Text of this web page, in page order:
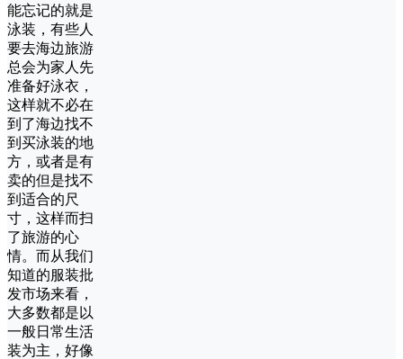
能忘记的就是
泳装，有些人
要去海边旅游
总会为家人先
准备好泳衣，
这样就不必在
到了海边找不
到买泳装的地
方，或者是有
卖的但是找不
到适合的尺
寸，这样而扫
了旅游的心
情。而从我们
知道的服装批
发市场来看，
大多数都是以
一般日常生活
装为主，好像